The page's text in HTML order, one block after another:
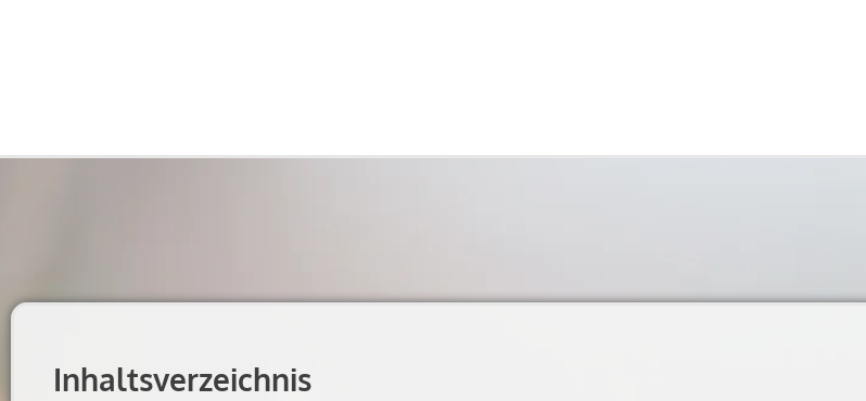
Inhaltsverzeichnis